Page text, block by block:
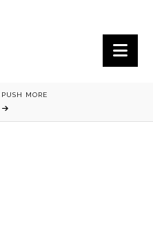
PUSH MORE